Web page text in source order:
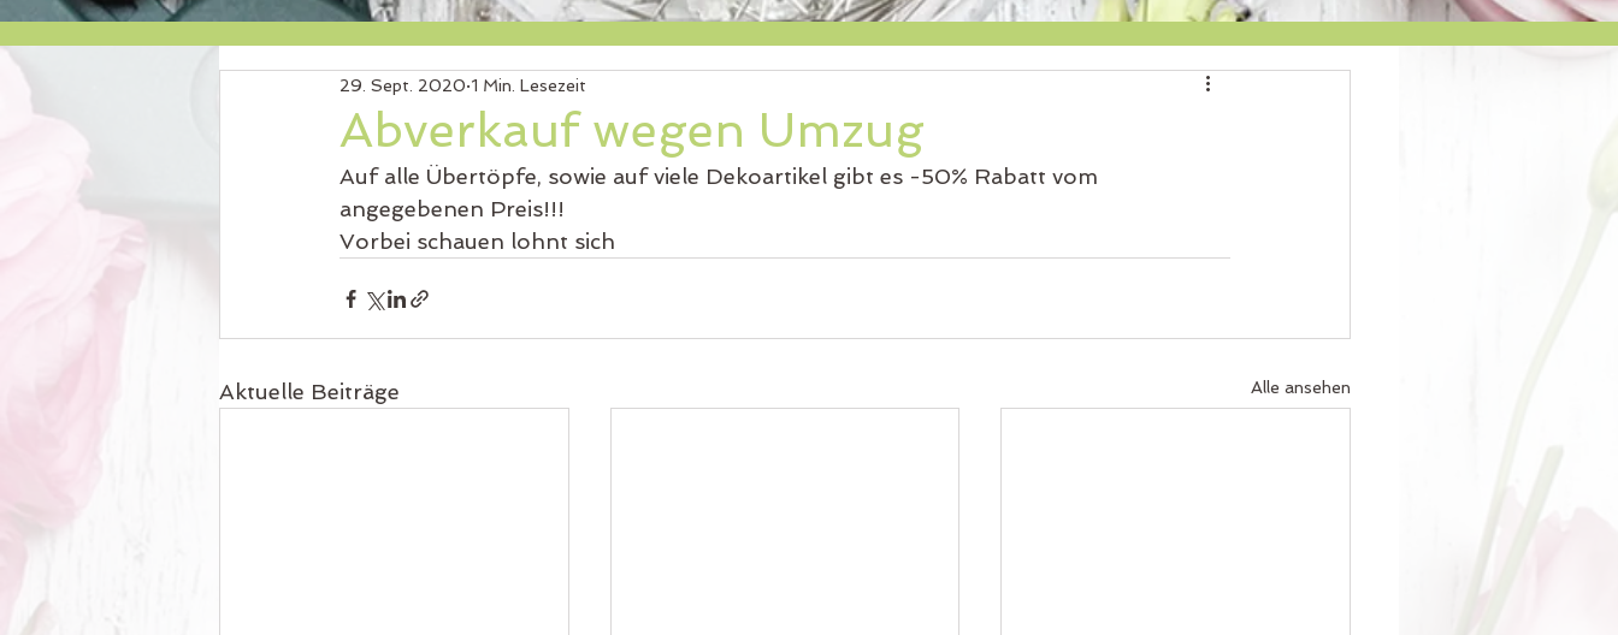
Abverkauf wegen Umzug
29. Sept. 2020 1 Min. Lesezeit
Auf alle Übertöpfe, sowie auf viele Dekoartikel gibt es -50% Rabatt vom
angegebenen Preis!!!
Vorbei schauen lohnt sich
Aktuelle Beiträge Alle ansehen